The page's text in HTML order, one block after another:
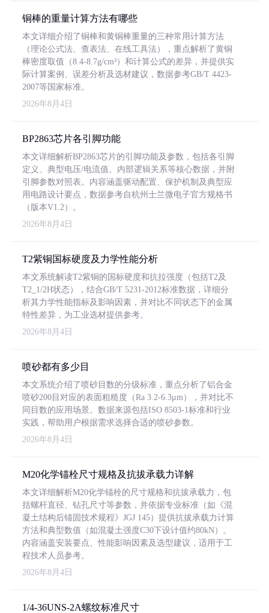
铜棒的重量计算方法有哪些
本文详细介绍了铜棒和黄铜棒重量的三种常用计算方法
（理论公式法、查表法、在线工具法），重点解析了黄铜
棒密度取值（8.4-8.7g/cm³）和计算公式的差异，并提供实
际计算案例、误差分析及选材建议，数据参考GB/T 4423-
2007等国家标准。
2026年8月4日
BP2863芯片各引脚功能
本文详细解析BP2863芯片的引脚功能及参数，包括各引脚
定义、典型电压/电流值、内部逻辑关系等核心数据，并附
引脚参数对照表。内容涵盖驱动配置、保护机制及典型应
用电路设计要点，数据参考自杭州士兰微电子官方规格书
（版本V1.2）。
2026年8月4日
T2紫铜国标硬度及力学性能分析
本文系统解读T2紫铜的国标硬度和抗拉强度（包括T2及
T2_1/2H状态），结合GB/T 5231-2012标准数据，详细分
析其力学性能指标及影响因素，并对比不同状态下的金属
特性差异，为工业选材提供参考。
2026年8月4日
喷砂都有多少目
本文系统介绍了喷砂目数的分级标准，重点分析了铝合金
喷砂200目对应的表面粗糙度（Ra 3.2-6.3μm），并对比不
同目数的应用场景。数据来源包括ISO 8503-1标准和行业
实践，帮助用户根据需求选择合适的喷砂参数。
2026年8月4日
M20化学锚栓尺寸规格及抗拔承载力详解
本文详细解析M20化学锚栓的尺寸规格和抗拔承载力，包
括螺杆直径、钻孔尺寸等参数，并依据专业标准（如《混
凝土结构后锚固技术规程》JGJ 145）提供抗拔承载力计算
方法和典型数值（如混凝土强度C30下设计值约80kN）。
内容涵盖安装要点、性能影响因素及选型建议，适用于工
程技术人员参考。
2026年8月4日
1/4-36UNS-2A螺纹标准尺寸